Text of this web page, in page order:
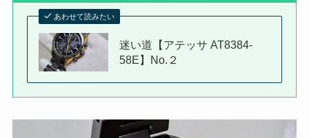
あわせて読みたい
迷い道【アテッサ AT8384-
58E】No.２